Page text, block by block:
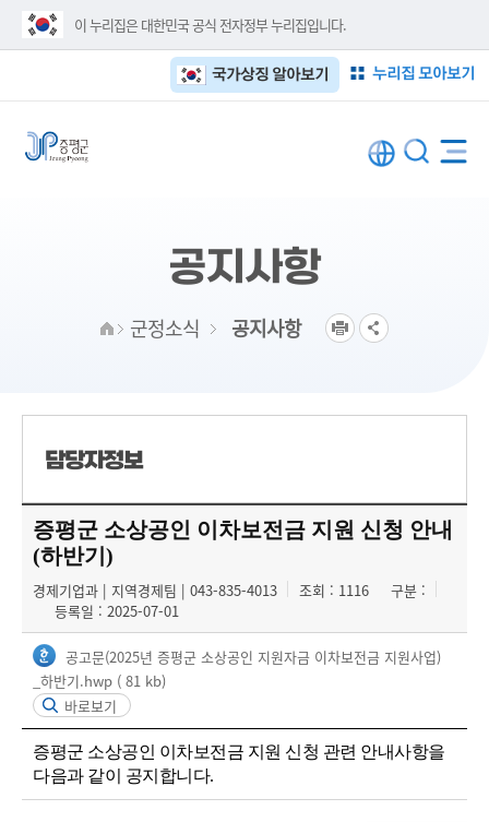
이 누리집은 대한민국 공식 전자정부 누리집입니다.
누리집 모아보기
국가상징 알아보기
공지사항
군정소식 공지사항
담당자정보
증평군 소상공인 이차보전금 지원 신청 안내
(하반기)
경제기업과 | 지역경제팀 | 043-835-4013 조회 : 1116
구분 :
등록일 : 2025-07-01
공고문(2025년 증평군 소상공인 지원자금 이차보전금 지원사업)
_하반기.hwp ( 81 kb)
바로보기
증평군 소상공인 이차보전금 지원 신청 관련 안내사항을
다음과 같이 공지합니다.